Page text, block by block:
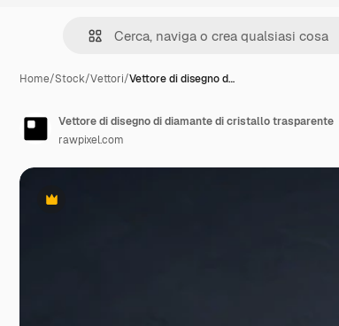
Home/Stock/Vettori/Vettore di disegno d…
Premium
Vettore di disegno di diamante di cristallo trasparente
rawpixel.com